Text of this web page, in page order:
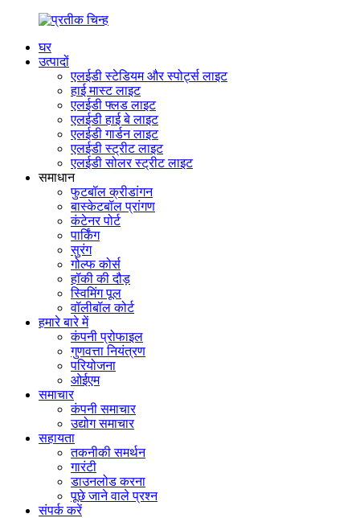
घर
उत्पादों
एलईडी स्टेडियम और स्पोर्ट्स लाइट
हाई मास्ट लाइट
एलईडी फ्लड लाइट
एलईडी हाई बे लाइट
एलईडी गार्डन लाइट
एलईडी स्ट्रीट लाइट
एलईडी सोलर स्ट्रीट लाइट
समाधान
फुटबॉल क्रीडांगन
बास्केटबॉल प्रांगण
कंटेनर पोर्ट
पार्किंग
सुरंग
गोल्फ कोर्स
हॉकी की दौड़
स्विमिंग पूल
वॉलीबॉल कोर्ट
हमारे बारे में
कंपनी प्रोफाइल
गुणवत्ता नियंत्रण
परियोजना
ओईएम
समाचार
कंपनी समाचार
उद्योग समाचार
सहायता
तकनीकी समर्थन
गारंटी
डाउनलोड करना
पूछे जाने वाले प्रश्न
संपर्क करें